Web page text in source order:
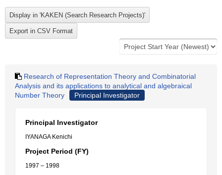
Research of Representation Theory and Combinatorial
Analysis and its applications to analytical and algebraical
Number Theory
Principal Investigator
Principal Investigator
IYANAGA Kenichi
Project Period (FY)
1997 – 1998